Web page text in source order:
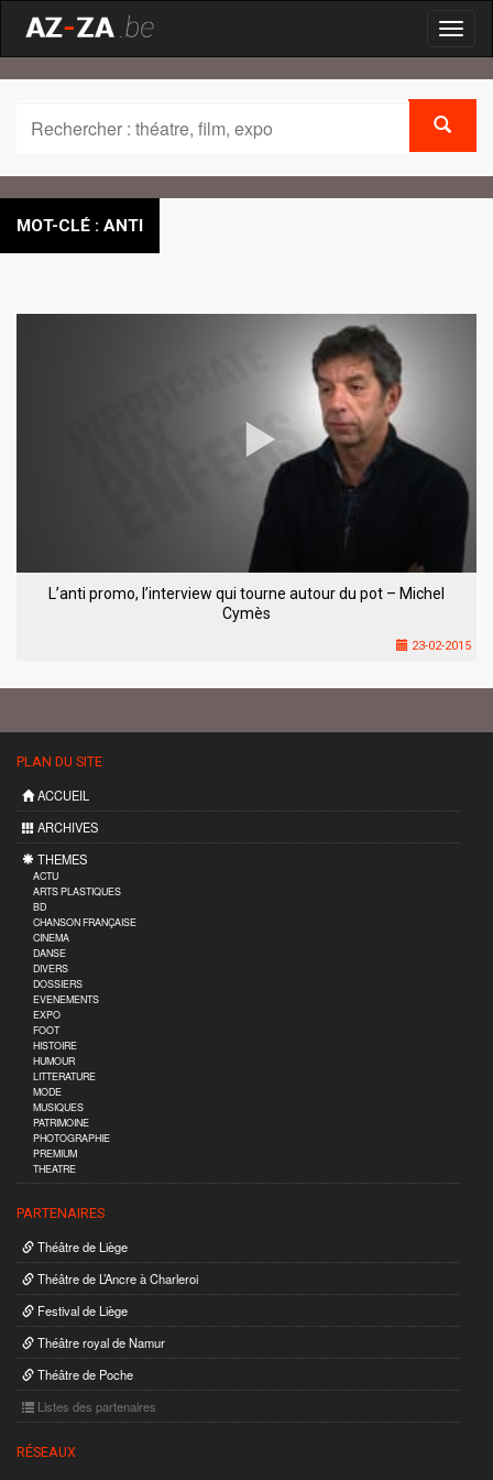
MOT-CLÉ : ANTI
L’anti promo, l’interview qui tourne autour du pot – Michel
Cymès
23-02-2015
PLAN DU SITE
ACCUEIL
ARCHIVES
THEMES
ACTU
ARTS PLASTIQUES
BD
CHANSON FRANÇAISE
CINEMA
DANSE
DIVERS
DOSSIERS
EVENEMENTS
EXPO
FOOT
HISTOIRE
HUMOUR
LITTERATURE
MODE
MUSIQUES
PATRIMOINE
PHOTOGRAPHIE
PREMIUM
THEATRE
PARTENAIRES
Théâtre de Liège
Théâtre de L’Ancre à Charleroi
Festival de Liège
Théâtre royal de Namur
Théâtre de Poche
Listes des partenaires
RÉSEAUX